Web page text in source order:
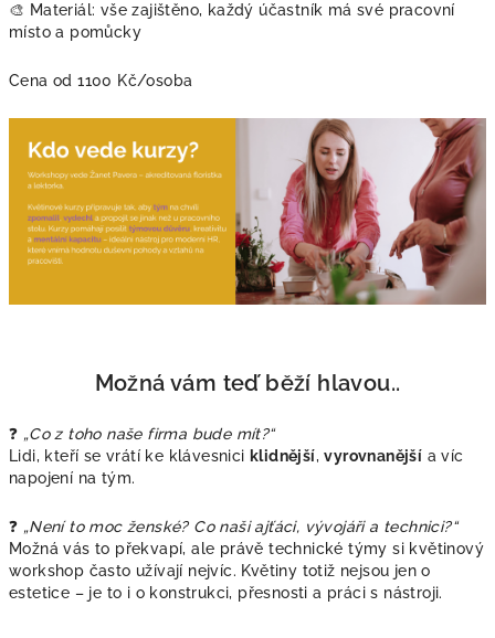
🎨 Materiál: vše zajištěno, každý účastník má své pracovní
místo a pomůcky
Cena od 1100 Kč/osoba
Možná vám teď běží hlavou..
❓ „Co z toho naše firma bude mít?“
Lidi, kteří se vrátí ke klávesnici klidnější,vyrovnanější a víc
napojení na tým.
❓ „Není to moc ženské? Co naši ajťáci, vývojáři a technici?“
Možná vás to překvapí, ale právě technické týmy si květinový
workshop často užívají nejvíc. Květiny totiž nejsou jen o
estetice – je to i o konstrukci, přesnosti a práci s nástroji.